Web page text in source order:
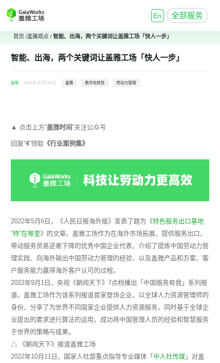
En 全部服务
首页 /盖雅观点 /智能、出海，两个关键词让盖雅工场「快人一步」
智能、出海，两个关键词让盖雅工场「快人一步」
盖雅 2022 年 10 月 24 日 盖雅 数字化转型 劳动力管理
▲ 点击上方“盖雅时间”关注公众号
回复“4”领取 《行业案例集》
2022年5月6日，《人民日报海外版》发表了题为《特色服务出口基地
“特”在哪里》的文章。盖雅工场作为在海外市场拓展、提供服务出口、
带动服务贸易逆差下降的优秀中国企业代表，介绍了提炼中国劳动力管
理实践、向海外输出中国劳动力管理的经验，以及盖雅产品和方案、客
户服务能力赢得海外客户认可的过程。
2022年9月1日，央视《朝闻天下》7点档播出「中国服务有我」系列报
道。盖雅工场作为该系列报道首家登场企业，以全球人力资源管理师的
身份，分享了为世界不同国家企业提供人力资源服务，同时基于全球企
业提出的要求进行算法的运用，成功将中国管理人员的经验和智慧服务
于世界的策略与成果。
△ 《朝闻天下》报道盖雅工场
2022年10月11日，国家人社部重点指导专业媒体「 中人社传媒 」对盖